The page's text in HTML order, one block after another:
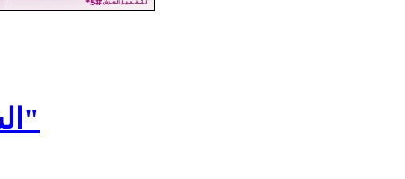
الشرطة تفرق مظاهرة لأنصار "إيرا"